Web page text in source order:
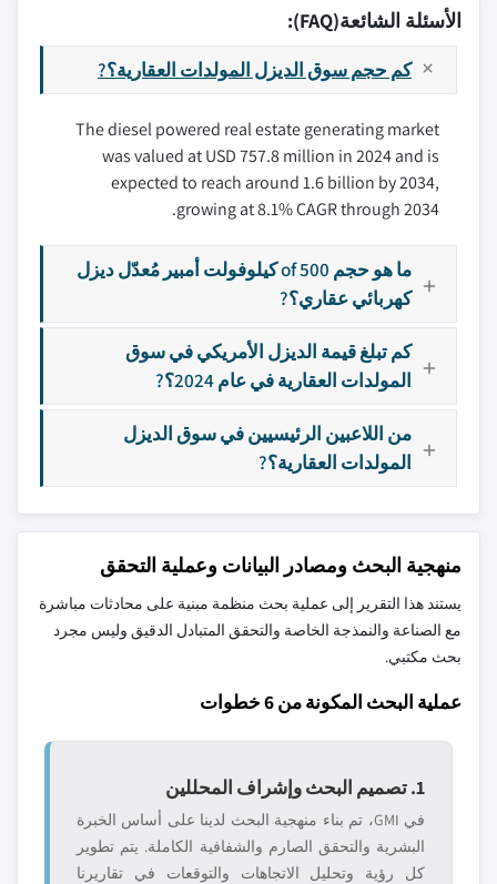
الأسئلة الشائعة(FAQ):
كم حجم سوق الديزل المولدات العقارية؟?
The diesel powered real estate generating market
was valued at USD 757.8 million in 2024 and is
expected to reach around 1.6 billion by 2034,
growing at 8.1% CAGR through 2034.
ما هو حجم of 500 كيلوفولت أمبير مُعدّل ديزل
كهربائي عقاري؟?
كم تبلغ قيمة الديزل الأمريكي في سوق
المولدات العقارية في عام 2024؟?
من اللاعبين الرئيسيين في سوق الديزل
المولدات العقارية؟?
منهجية البحث ومصادر البيانات وعملية التحقق
يستند هذا التقرير إلى عملية بحث منظمة مبنية على محادثات مباشرة
مع الصناعة والنمذجة الخاصة والتحقق المتبادل الدقيق وليس مجرد
بحث مكتبي.
عملية البحث المكونة من 6 خطوات
1. تصميم البحث وإشراف المحللين
في GMI، تم بناء منهجية البحث لدينا على أساس الخبرة
البشرية والتحقق الصارم والشفافية الكاملة. يتم تطوير
كل رؤية وتحليل الاتجاهات والتوقعات في تقاريرنا